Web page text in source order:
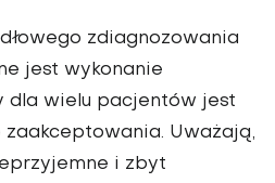
zdiagnozowania
jest wykonanie
dla wielu pacjentów jest
Uważają,
i zbyt